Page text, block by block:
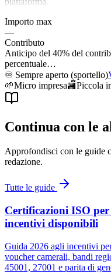
Importo max
—
Contributo
Anticipo del 40% del
percentuale…
♾️ Sempre aperto (sportello)
🌱Micro impresa🏬Piccola
Continua con le
Approfondisci con le guide
redazione.
Tutte le guide
Certificazioni ISO
incentivi disponibili
Guida 2026 agli incentivi
voucher camerali, bandi
45001, 27001 e parita di